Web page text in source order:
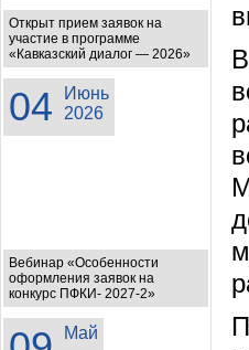
Открыт прием заявок на
участие в программе
«Кавказский диалог — 2026»
04
Июнь
2026
Вебинар «Особенности
оформления заявок на
конкурс ПФКИ- 2027-2»
Май